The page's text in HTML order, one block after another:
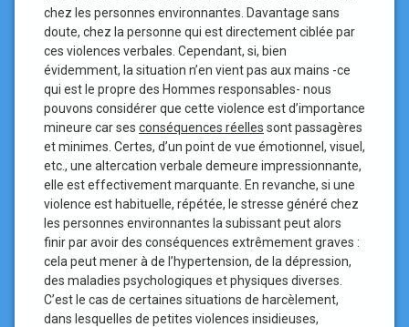
chez les personnes environnantes. Davantage sans
doute, chez la personne qui est directement ciblée par
ces violences verbales. Cependant, si, bien
évidemment, la situation n’en vient pas aux mains -ce
qui est le propre des Hommes responsables- nous
pouvons considérer que cette violence est d’importance
mineure car ses conséquences réelles sont passagères
et minimes. Certes, d’un point de vue émotionnel, visuel,
etc., une altercation verbale demeure impressionnante,
elle est effectivement marquante. En revanche, si une
violence est habituelle, répétée, le stresse généré chez
les personnes environnantes la subissant peut alors
finir par avoir des conséquences extrêmement graves :
cela peut mener à de l’hypertension, de la dépression,
des maladies psychologiques et physiques diverses.
C’est le cas de certaines situations de harcèlement,
dans lesquelles de petites violences insidieuses,